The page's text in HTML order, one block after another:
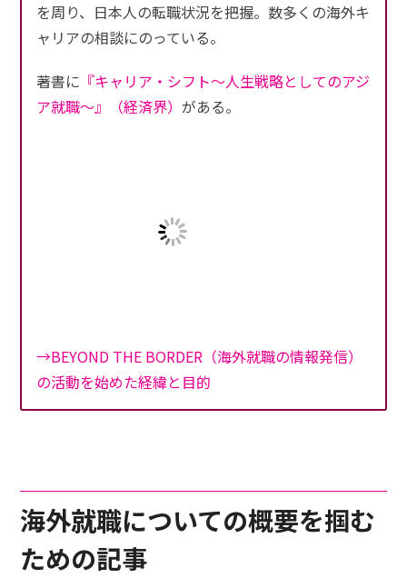
を周り、日本人の転職状況を把握。数多くの海外キ
ャリアの相談にのっている。
著書に 『キャリア・シフト〜人生戦略としてのアジ
ア就職〜』（経済界）がある。
→BEYOND THE BORDER（海外就職の情報発信）
の活動を始めた経緯と目的
海外就職についての概要を掴む
ための記事